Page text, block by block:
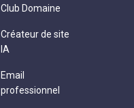
Club Domaine
Créateur de site
IA
Email
professionnel